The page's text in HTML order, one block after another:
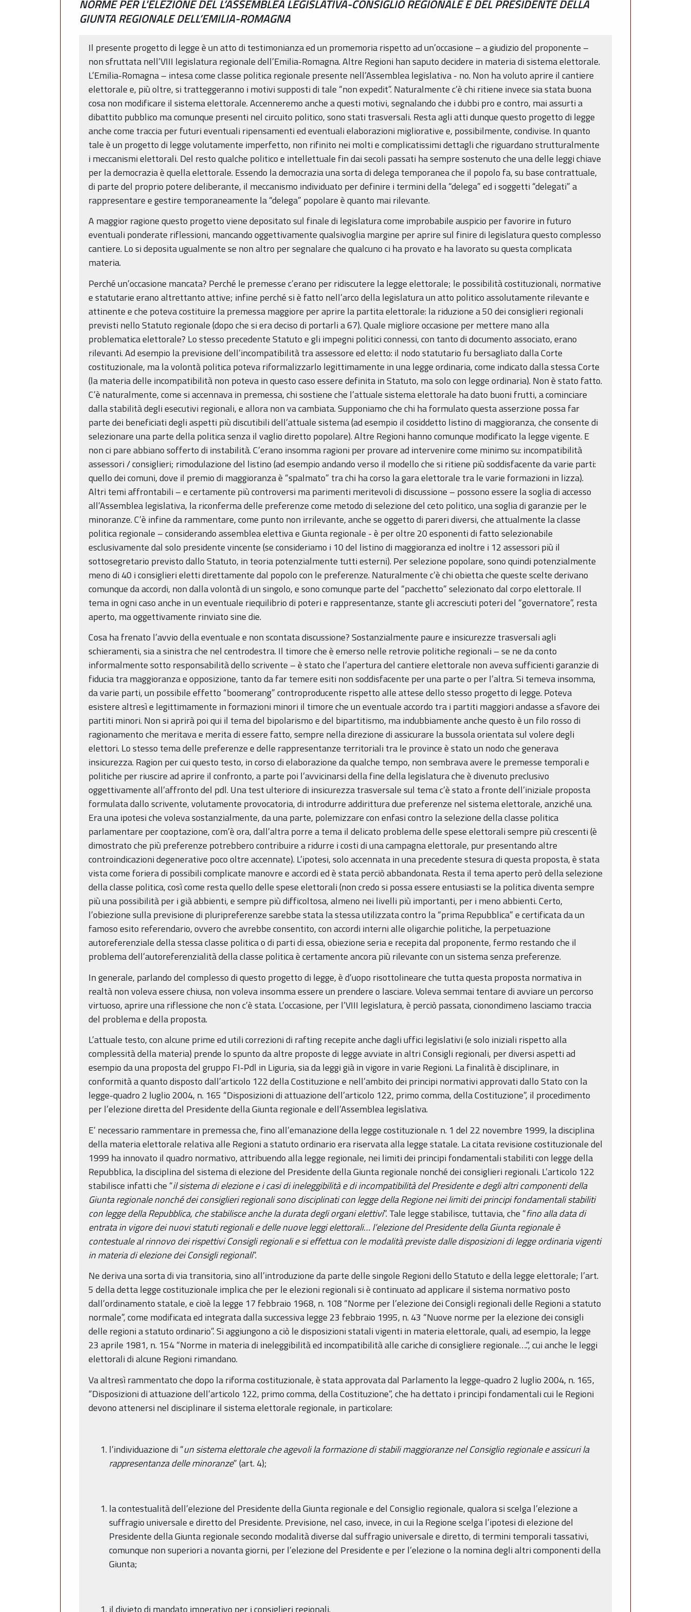
NORME PER L'ELEZIONE DEL L’ASSEMBLEA LEGISLATIVA-CONSIGLIO REGIONALE E DEL PRESIDENTE DELLA
GIUNTA REGIONALE DELL’EMILIA-ROMAGNA
Il presente progetto di legge è un atto di testimonianza ed un promemoria rispetto ad un’occasione – a giudizio del proponente –
non sfruttata nell’VIII legislatura regionale dell’Emilia-Romagna. Altre Regioni han saputo decidere in materia di sistema elettorale.
L’Emilia-Romagna – intesa come classe politica regionale presente nell’Assemblea legislativa - no. Non ha voluto aprire il cantiere
elettorale e, più oltre, si tratteggeranno i motivi supposti di tale “non expedit”. Naturalmente c’è chi ritiene invece sia stata buona
cosa non modificare il sistema elettorale. Accenneremo anche a questi motivi, segnalando che i dubbi pro e contro, mai assurti a
dibattito pubblico ma comunque presenti nel circuito politico, sono stati trasversali. Resta agli atti dunque questo progetto di legge
anche come traccia per futuri eventuali ripensamenti ed eventuali elaborazioni migliorative e, possibilmente, condivise. In quanto
tale è un progetto di legge volutamente imperfetto, non rifinito nei molti e complicatissimi dettagli che riguardano strutturalmente
i meccanismi elettorali. Del resto qualche politico e intellettuale fin dai secoli passati ha sempre sostenuto che una delle leggi chiave
per la democrazia è quella elettorale. Essendo la democrazia una sorta di delega temporanea che il popolo fa, su base contrattuale,
di parte del proprio potere deliberante, il meccanismo individuato per definire i termini della “delega” ed i soggetti “delegati” a
rappresentare e gestire temporaneamente la “delega” popolare è quanto mai rilevante.
A maggior ragione questo progetto viene depositato sul finale di legislatura come improbabile auspicio per favorire in futuro
eventuali ponderate riflessioni, mancando oggettivamente qualsivoglia margine per aprire sul finire di legislatura questo complesso
cantiere. Lo si deposita ugualmente se non altro per segnalare che qualcuno ci ha provato e ha lavorato su questa complicata
materia.
Perché un’occasione mancata? Perché le premesse c’erano per ridiscutere la legge elettorale; le possibilità costituzionali, normative
e statutarie erano altrettanto attive; infine perché si è fatto nell’arco della legislatura un atto politico assolutamente rilevante e
attinente e che poteva costituire la premessa maggiore per aprire la partita elettorale: la riduzione a 50 dei consiglieri regionali
previsti nello Statuto regionale (dopo che si era deciso di portarli a 67). Quale migliore occasione per mettere mano alla
problematica elettorale? Lo stesso precedente Statuto e gli impegni politici connessi, con tanto di documento associato, erano
rilevanti. Ad esempio la previsione dell’incompatibilità tra assessore ed eletto: il nodo statutario fu bersagliato dalla Corte
costituzionale, ma la volontà politica poteva riformalizzarlo legittimamente in una legge ordinaria, come indicato dalla stessa Corte
(la materia delle incompatibilità non poteva in questo caso essere definita in Statuto, ma solo con legge ordinaria). Non è stato fatto.
C’è naturalmente, come si accennava in premessa, chi sostiene che l’attuale sistema elettorale ha dato buoni frutti, a cominciare
dalla stabilità degli esecutivi regionali, e allora non va cambiata. Supponiamo che chi ha formulato questa asserzione possa far
parte dei beneficiati degli aspetti più discutibili dell’attuale sistema (ad esempio il cosiddetto listino di maggioranza, che consente di
selezionare una parte della politica senza il vaglio diretto popolare). Altre Regioni hanno comunque modificato la legge vigente. E
non ci pare abbiano sofferto di instabilità. C’erano insomma ragioni per provare ad intervenire come minimo su: incompatibilità
assessori / consiglieri; rimodulazione del listino (ad esempio andando verso il modello che si ritiene più soddisfacente da varie parti:
quello dei comuni, dove il premio di maggioranza è “spalmato” tra chi ha corso la gara elettorale tra le varie formazioni in lizza).
Altri temi affrontabili – e certamente più controversi ma parimenti meritevoli di discussione – possono essere la soglia di accesso
all’Assemblea legislativa, la riconferma delle preferenze come metodo di selezione del ceto politico, una soglia di garanzie per le
minoranze. C’è infine da rammentare, come punto non irrilevante, anche se oggetto di pareri diversi, che attualmente la classe
politica regionale – considerando assemblea elettiva e Giunta regionale - è per oltre 20 esponenti di fatto selezionabile
esclusivamente dal solo presidente vincente (se consideriamo i 10 del listino di maggioranza ed inoltre i 12 assessori più il
sottosegretario previsto dallo Statuto, in teoria potenzialmente tutti esterni). Per selezione popolare, sono quindi potenzialmente
meno di 40 i consiglieri eletti direttamente dal popolo con le preferenze. Naturalmente c’è chi obietta che queste scelte derivano
comunque da accordi, non dalla volontà di un singolo, e sono comunque parte del “pacchetto” selezionato dal corpo elettorale. Il
tema in ogni caso anche in un eventuale riequilibrio di poteri e rappresentanze, stante gli accresciuti poteri del “governatore”, resta
aperto, ma oggettivamente rinviato sine die.
Cosa ha frenato l’avvio della eventuale e non scontata discussione? Sostanzialmente paure e insicurezze trasversali agli
schieramenti, sia a sinistra che nel centrodestra. Il timore che è emerso nelle retrovie politiche regionali – se ne da conto
informalmente sotto responsabilità dello scrivente – è stato che l’apertura del cantiere elettorale non aveva sufficienti garanzie di
fiducia tra maggioranza e opposizione, tanto da far temere esiti non soddisfacente per una parte o per l’altra. Si temeva insomma,
da varie parti, un possibile effetto “boomerang” controproducente rispetto alle attese dello stesso progetto di legge. Poteva
esistere altresì e legittimamente in formazioni minori il timore che un eventuale accordo tra i partiti maggiori andasse a sfavore dei
partiti minori. Non si aprirà poi qui il tema del bipolarismo e del bipartitismo, ma indubbiamente anche questo è un filo rosso di
ragionamento che meritava e merita di essere fatto, sempre nella direzione di assicurare la bussola orientata sul volere degli
elettori. Lo stesso tema delle preferenze e delle rappresentanze territoriali tra le province è stato un nodo che generava
insicurezza. Ragion per cui questo testo, in corso di elaborazione da qualche tempo, non sembrava avere le premesse temporali e
politiche per riuscire ad aprire il confronto, a parte poi l’avvicinarsi della fine della legislatura che è divenuto preclusivo
oggettivamente all’affronto del pdl. Una test ulteriore di insicurezza trasversale sul tema c’è stato a fronte dell’iniziale proposta
formulata dallo scrivente, volutamente provocatoria, di introdurre addirittura due preferenze nel sistema elettorale, anziché una.
Era una ipotesi che voleva sostanzialmente, da una parte, polemizzare con enfasi contro la selezione della classe politica
parlamentare per cooptazione, com’è ora, dall’altra porre a tema il delicato problema delle spese elettorali sempre più crescenti (è
dimostrato che più preferenze potrebbero contribuire a ridurre i costi di una campagna elettorale, pur presentando altre
controindicazioni degenerative poco oltre accennate). L’ipotesi, solo accennata in una precedente stesura di questa proposta, è stata
vista come foriera di possibili complicate manovre e accordi ed è stata perciò abbandonata. Resta il tema aperto però della selezione
della classe politica, così come resta quello delle spese elettorali (non credo si possa essere entusiasti se la politica diventa sempre
più una possibilità per i già abbienti, e sempre più difficoltosa, almeno nei livelli più importanti, per i meno abbienti. Certo,
l’obiezione sulla previsione di pluripreferenze sarebbe stata la stessa utilizzata contro la “prima Repubblica” e certificata da un
famoso esito referendario, ovvero che avrebbe consentito, con accordi interni alle oligarchie politiche, la perpetuazione
autoreferenziale della stessa classe politica o di parti di essa, obiezione seria e recepita dal proponente, fermo restando che il
problema dell’autoreferenzialità della classe politica è certamente ancora più rilevante con un sistema senza preferenze.
In generale, parlando del complesso di questo progetto di legge, è d’uopo risottolineare che tutta questa proposta normativa in
realtà non voleva essere chiusa, non voleva insomma essere un prendere o lasciare. Voleva semmai tentare di avviare un percorso
virtuoso, aprire una riflessione che non c’è stata. L’occasione, per l’VIII legislatura, è perciò passata, cionondimeno lasciamo traccia
del problema e della proposta.
L’attuale testo, con alcune prime ed utili correzioni di rafting recepite anche dagli uffici legislativi (e solo iniziali rispetto alla
complessità della materia) prende lo spunto da altre proposte di legge avviate in altri Consigli regionali, per diversi aspetti ad
esempio da una proposta del gruppo FI-Pdl in Liguria, sia da leggi già in vigore in varie Regioni. La finalità è disciplinare, in
conformità a quanto disposto dall’articolo 122 della Costituzione e nell’ambito dei principi normativi approvati dallo Stato con la
legge-quadro 2 luglio 2004, n. 165 “Disposizioni di attuazione dell’articolo 122, primo comma, della Costituzione”, il procedimento
per l’elezione diretta del Presidente della Giunta regionale e dell’Assemblea legislativa.
E’ necessario rammentare in premessa che, fino all’emanazione della legge costituzionale n. 1 del 22 novembre 1999, la disciplina
della materia elettorale relativa alle Regioni a statuto ordinario era riservata alla legge statale. La citata revisione costituzionale del
1999 ha innovato il quadro normativo, attribuendo alla legge regionale, nei limiti dei principi fondamentali stabiliti con legge della
Repubblica, la disciplina del sistema di elezione del Presidente della Giunta regionale nonché dei consiglieri regionali. L’articolo 122
stabilisce infatti che “il sistema di elezione e i casi di ineleggibilità e di incompatibilità del Presidente e degli altri componenti della
Giunta regionale nonché dei consiglieri regionali sono disciplinati con legge della Regione nei limiti dei principi fondamentali stabiliti
con legge della Repubblica, che stabilisce anche la durata degli organi elettivi”. Tale legge stabilisce, tuttavia, che “fino alla data di
entrata in vigore dei nuovi statuti regionali e delle nuove leggi elettorali… l’elezione del Presidente della Giunta regionale è
contestuale al rinnovo dei rispettivi Consigli regionali e si effettua con le modalità previste dalle disposizioni di legge ordinaria vigenti
in materia di elezione dei Consigli regionali”.
Ne deriva una sorta di via transitoria, sino all’introduzione da parte delle singole Regioni dello Statuto e della legge elettorale; l’art.
5 della detta legge costituzionale implica che per le elezioni regionali si è continuato ad applicare il sistema normativo posto
dall’ordinamento statale, e cioè la legge 17 febbraio 1968, n. 108 “Norme per l’elezione dei Consigli regionali delle Regioni a statuto
normale”, come modificata ed integrata dalla successiva legge 23 febbraio 1995, n. 43 “Nuove norme per la elezione dei consigli
delle regioni a statuto ordinario”. Si aggiungono a ciò le disposizioni statali vigenti in materia elettorale, quali, ad esempio, la legge
23 aprile 1981, n. 154 “Norme in materia di ineleggibilità ed incompatibilità alle cariche di consigliere regionale….”, cui anche le leggi
elettorali di alcune Regioni rimandano.
Va altresì rammentato che dopo la riforma costituzionale, è stata approvata dal Parlamento la legge-quadro 2 luglio 2004, n. 165,
“Disposizioni di attuazione dell’articolo 122, primo comma, della Costituzione”, che ha dettato i principi fondamentali cui le Regioni
devono attenersi nel disciplinare il sistema elettorale regionale, in particolare:
l’individuazione di “un sistema elettorale che agevoli la formazione di stabili maggioranze nel Consiglio regionale e assicuri la
rappresentanza delle minoranze” (art. 4);
la contestualità dell’elezione del Presidente della Giunta regionale e del Consiglio regionale, qualora si scelga l’elezione a
suffragio universale e diretto del Presidente. Previsione, nel caso, invece, in cui la Regione scelga l’ipotesi di elezione del
Presidente della Giunta regionale secondo modalità diverse dal suffragio universale e diretto, di termini temporali tassativi,
comunque non superiori a novanta giorni, per l’elezione del Presidente e per l’elezione o la nomina degli altri componenti della
Giunta;